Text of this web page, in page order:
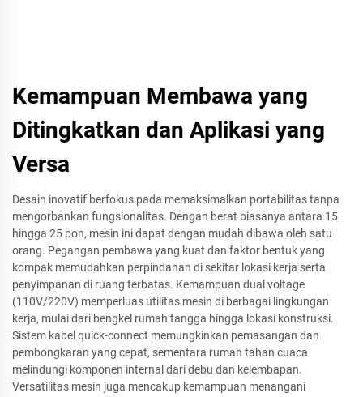
Kemampuan Membawa yang
Ditingkatkan dan Aplikasi yang
Versa
Desain inovatif berfokus pada memaksimalkan portabilitas tanpa
mengorbankan fungsionalitas. Dengan berat biasanya antara 15
hingga 25 pon, mesin ini dapat dengan mudah dibawa oleh satu
orang. Pegangan pembawa yang kuat dan faktor bentuk yang
kompak memudahkan perpindahan di sekitar lokasi kerja serta
penyimpanan di ruang terbatas. Kemampuan dual voltage
(110V/220V) memperluas utilitas mesin di berbagai lingkungan
kerja, mulai dari bengkel rumah tangga hingga lokasi konstruksi.
Sistem kabel quick-connect memungkinkan pemasangan dan
pembongkaran yang cepat, sementara rumah tahan cuaca
melindungi komponen internal dari debu dan kelembapan.
Versatilitas mesin juga mencakup kemampuan menangani